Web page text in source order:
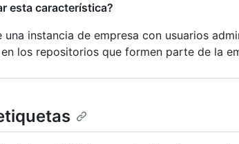
esta característica?
una instancia de empresa con usuarios
los repositorios que formen parte de la